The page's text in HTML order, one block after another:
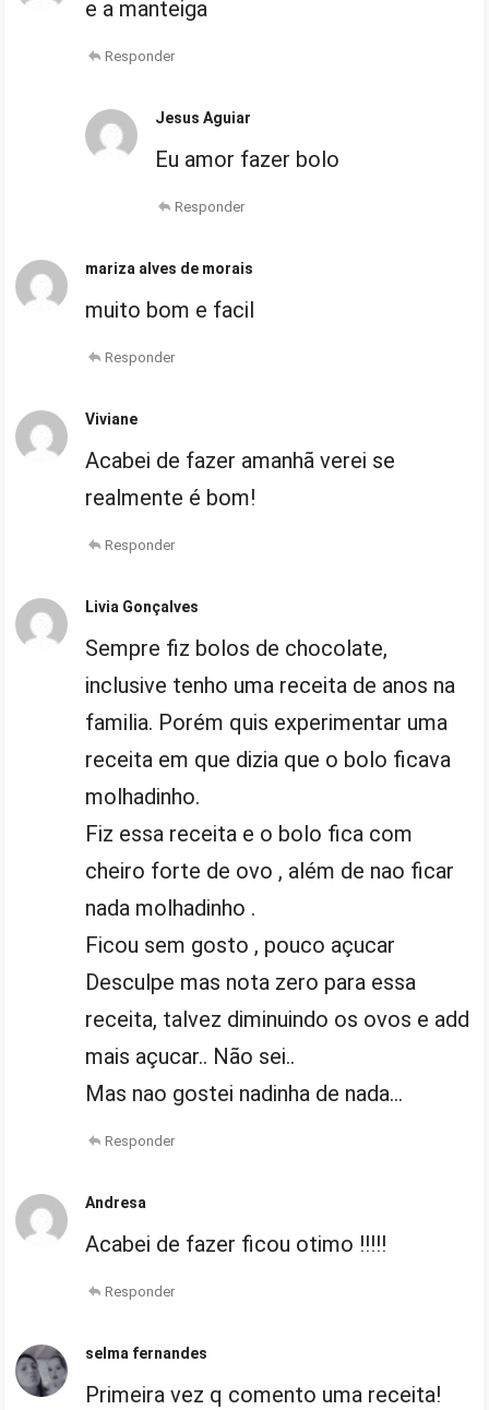
e a manteiga
Responder
Jesus Aguiar
Eu amor fazer bolo
Responder
mariza alves de morais
muito bom e facil
Responder
Viviane
Acabei de fazer amanhã verei se
realmente é bom!
Responder
Livia Gonçalves
Sempre fiz bolos de chocolate,
inclusive tenho uma receita de anos na
familia. Porém quis experimentar uma
receita em que dizia que o bolo ficava
molhadinho.
Fiz essa receita e o bolo fica com
cheiro forte de ovo , além de nao ficar
nada molhadinho .
Ficou sem gosto , pouco açucar
Desculpe mas nota zero para essa
receita, talvez diminuindo os ovos e add
mais açucar.. Não sei..
Mas nao gostei nadinha de nada…
Responder
Andresa
Acabei de fazer ficou otimo !!!!!
Responder
selma fernandes
Primeira vez q comento uma receita!